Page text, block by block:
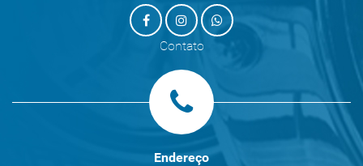
Contato
Endereço